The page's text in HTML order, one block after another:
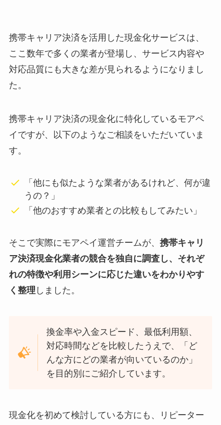
携帯キャリア決済を活用した現金化サービスは、
ここ数年で多くの業者が登場し、サービス内容や
対応品質にも大きな差が見られるようになりまし
た。
携帯キャリア決済の現金化に特化しているモアペ
イですが、以下のようなご相談をいただいていま
す。
「他にも似たような業者があるけれど、何が違
うの？」
「他のおすすめ業者との比較もしてみたい」
そこで実際にモアペイ運営チームが、 携帯キャリ
ア決済現金化業者の競合を独自に調査し、それぞ
れの特徴や利用シーンに応じた違いをわかりやす
く整理 しました。
換金率や入金スピード、最低利用額、
対応時間などを比較したうえで、「ど
んな方にどの業者が向いているのか」
を目的別にご紹介しています。
現金化を初めて検討している方にも、リピーター